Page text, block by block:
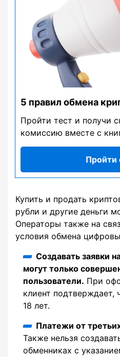
5 правил обмена
Пройти тест и получи
комиссию вместе с
Пройти
Купить и продать
рубли и другие деньги
Операторы также на
условия обмена
Создавать заявки
могут только
пользователи. При
клиент подтверждает,
18 лет.
Платежи от
Также нельзя
обменниках с